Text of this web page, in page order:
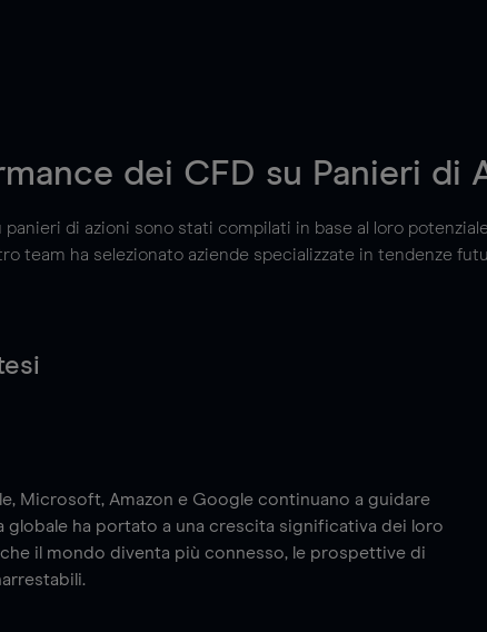
dei CFD su Panieri di
panieri di azioni sono stati compilati in base al loro
team ha selezionato aziende specializzate in tendenze
Microsoft, Amazon e Google continuano a guidare
globale ha portato a una crescita significativa dei loro
il mondo diventa più connesso, le prospettive di